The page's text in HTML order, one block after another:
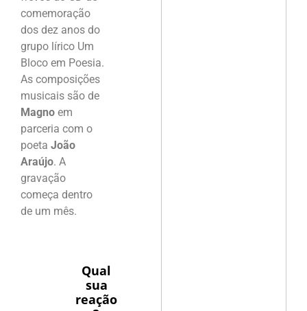
comemoração
dos dez anos do
grupo lírico Um
Bloco em Poesia.
As composições
musicais são de
Magno em
parceria com o
poeta João
Araújo. A
gravação
começa dentro
de um mês.
Qual
sua
reação